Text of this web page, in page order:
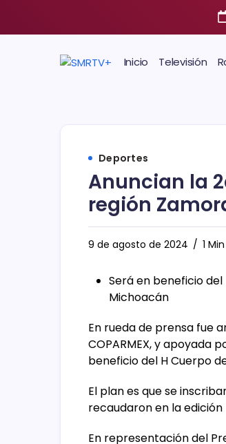
Inicio Televisión
Deportes
Anuncian la
región
9 de agosto de 2024 1
Será en beneficio
Michoacán
En rueda de prensa fue
COPARMEX, y apoyada
beneficio del H Cuerpo
El plan es que se
recaudaron en la edición
En representación del